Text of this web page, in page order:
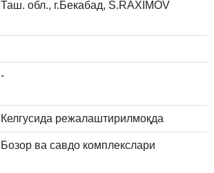
Таш. обл., г.Бекабад, S.RAXIMOV
-
Келгусида режалаштирилмоқда
Бозор ва савдо комплекслари